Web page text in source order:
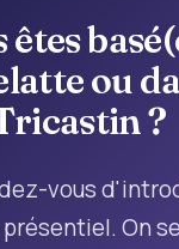
êtes
ou
?
vous
On